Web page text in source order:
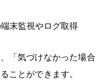
末監視やログ取得
「気づけなかった場合
ことができます。